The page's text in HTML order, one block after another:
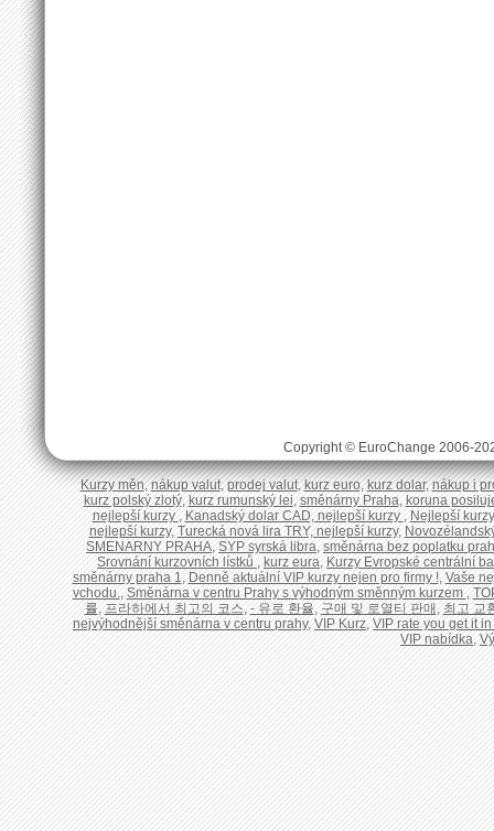
Copyright © EuroChange 2006-
Kurzy měn,nákup valut,prodej valut,kurz euro,kurz dolar,nákup i
kurz polský zlotý,kurz rumunský lei,směnárny Praha,koruna
nejlepší kurzy,Kanadský dolar CAD, nejlepší kurzy,Nejlepší
nejlepší kurzy,Turecká nová lira TRY, nejlepší kurzy,
SMENARNY PRAHA,SYP syrská libra,směnárna bez poplatku
Srovnání kurzovních lístků,kurz eura,Kurzy Evropské centrální
směnárny praha 1,Denně aktuální VIP kurzy nejen pro firmy !,Vaše
vchodu.,Směnárna v centru Prahy s výhodným směnným kurzem,
률,프라하에서 최고의 코스,- 유로 환율,구매 및 로열티 판매,최고 교
nejvýhodnější směnárna v centru prahy,VIP Kurz,VIP rate you get it
VIP nabídka,